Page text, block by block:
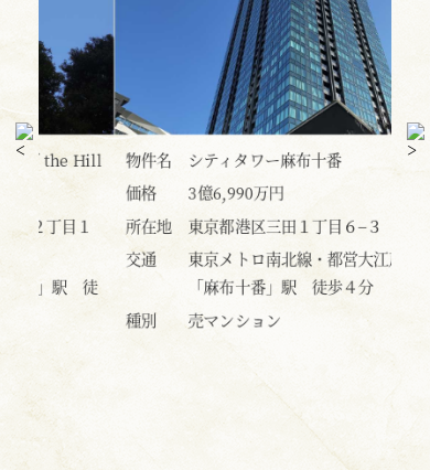
物件名
シティタワー麻布十番
価格
3億6,990万円
所在地
東京都港区三田１丁目６−３
交通
東京メトロ南北線・都営大江戸線
「麻布十番」駅 徒歩４分
売マンション
物